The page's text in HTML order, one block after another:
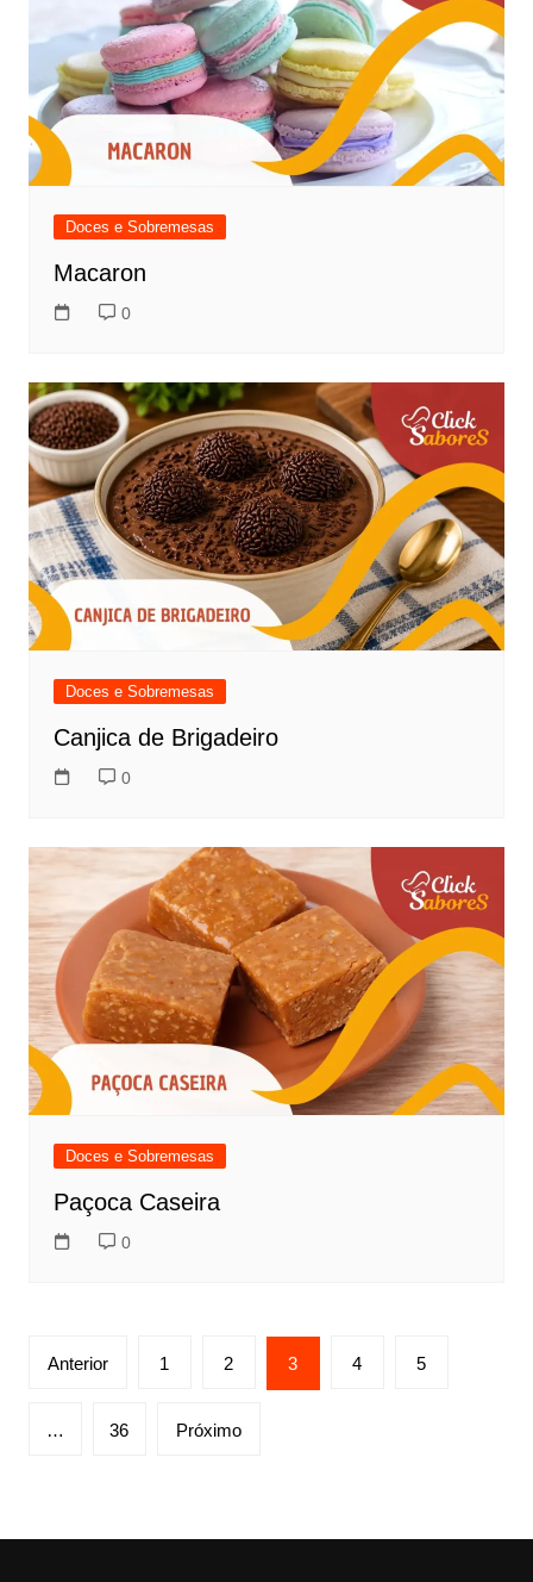
Doces e Sobremesas
Macaron
0
Doces e Sobremesas
Canjica de Brigadeiro
0
Doces e Sobremesas
Paçoca Caseira
0
Paginação
posts
Anterior 1 2 3 4 5
… 36 Próximo